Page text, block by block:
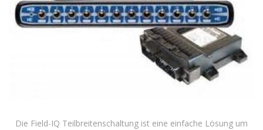
Die Field-IQ Teilbreitenschaltung ist eine einfache Lösung um